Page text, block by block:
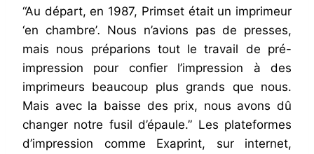
“Au départ, en 1987, Primset était un imprimeur
‘en chambre’. Nous n’avions pas de presses,
mais nous préparions tout le travail de pré-
impression pour confier l’impression à des
imprimeurs beaucoup plus grands que nous.
Mais avec la baisse des prix, nous avons dû
changer notre fusil d’épaule.” Les plateformes
d’impression comme Exaprint, sur internet,